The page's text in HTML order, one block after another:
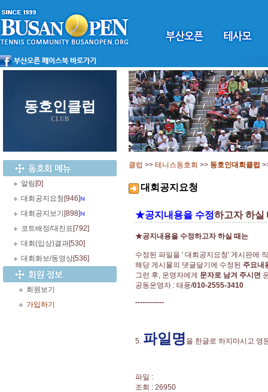
동호인클럽
CLUB
알림 [0]
대회공지요청 [946]
대회공지보기 [898]
코트배정/대진표 [792]
대회(입상)결과[530]
대회화보/동영상[536]
회원보기
가입하기
클럽 >> 테니스동호회 >> 동호인대회클럽
대회공지요청
★공지내용을 수정하고자 하실
★공지내용을 수정하고자 하실 때는
수정된 파일을 ' 대회공지요청' 게시판에
해당 게시물의 댓글달기에 수정된 주요내
그런 후, 운영자에게 문자로 남겨 주시면
공동운영자 : 태풍/010-2555-3410
------------
5. 파일명 을 한글로 하지마시고 영
파일 :
조회 : 26950